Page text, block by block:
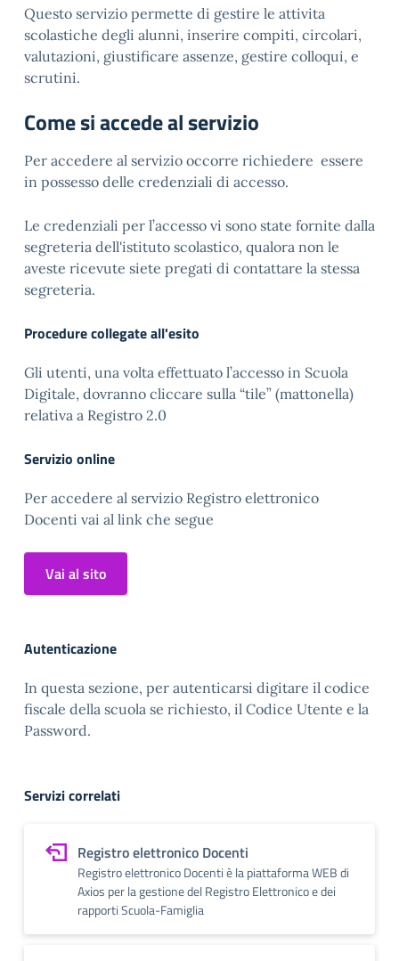
Questo servizio permette di gestire le attivita
scolastiche degli alunni, inserire compiti, circolari,
valutazioni, giustificare assenze, gestire colloqui, e
scrutini.
Come si accede al servizio
Per accedere al servizio occorre richiedere essere
in possesso delle credenziali di accesso.
Le credenziali per l’accesso vi sono state fornite dalla
segreteria dell'istituto scolastico, qualora non le
aveste ricevute siete pregati di contattare la stessa
segreteria.
Procedure collegate all'esito
Gli utenti, una volta effettuato l’accesso in Scuola
Digitale, dovranno cliccare sulla “tile” (mattonella)
relativa a Registro 2.0
Servizio online
Per accedere al servizio Registro elettronico
Docenti vai al link che segue
Vai al sito
Autenticazione
In questa sezione, per autenticarsi digitare il codice
fiscale della scuola se richiesto, il Codice Utente e la
Password.
Servizi correlati
Registro elettronico Docenti
Registro elettronico Docenti è la piattaforma WEB di
Axios per la gestione del Registro Elettronico e dei
rapporti Scuola-Famiglia